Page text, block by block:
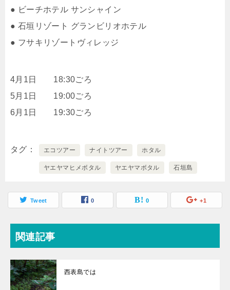
● ビーチホテル サンシャイン
● 石垣リゾート グランビリオホテル
● フサキリゾートヴィレッジ
4月1日 18:30ごろ
5月1日 19:00ごろ
6月1日 19:30ごろ
タグ エコツアー ナイトツアー ホタル
ヤエヤマヒメボタル ヤエヤマボタル 石垣島
Tweet 0 0 +1
関連記事
西表島では